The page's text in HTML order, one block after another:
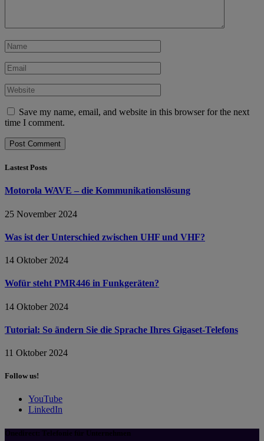
Save my name, email, and website in this browser for the next
time I comment.
Lastest Posts
Motorola WAVE – die Kommunikationslösung
25 November 2024
Was ist der Unterschied zwischen UHF und VHF?
14 Oktober 2024
Wofür steht PMR446 in Funkgeräten?
14 Oktober 2024
Tutorial: So ändern Sie die Sprache Ihres Gigaset-Telefons
11 Oktober 2024
Follow us!
YouTube
LinkedIn
Onedirect: Telefonie für Unternehmen